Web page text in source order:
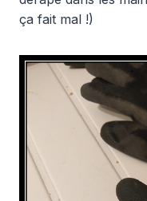
ça fait mal !)